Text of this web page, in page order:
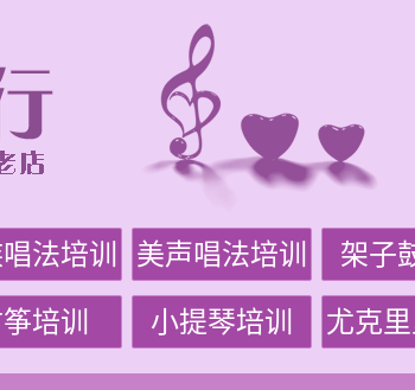
法培训 美声唱法培训 架子
培训 小提琴培训 尤克